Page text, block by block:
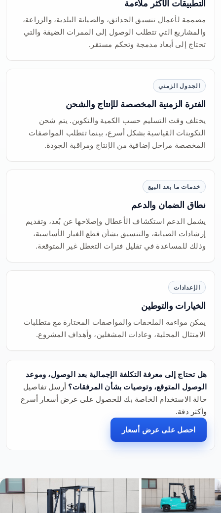
التطبيقات الأكثر ملاءمة
مصممة لأعمال تنسيق الحدائق، والصيانة البلدية، والزراعة،
والمشاريع التي تتطلب الوصول إلى الممرات الضيقة والتي
تحتاج إلى أبعاد مدمجة وتحكم مستقر.
الجدول الزمني
الفترة الزمنية المخصصة للإنتاج والشحن
يختلف وقت التسليم حسب الكمية والتكوين. يتم شحن
التكوينات القياسية بشكل أسرع، بينما تتطلب المواصفات
المخصصة مراحل إضافية من الإنتاج ومراقبة الجودة.
خدمات ما بعد البيع
نطاق الضمان والدعم
يشمل الدعم استكشاف الأعطال وإصلاحها عن بُعد، وتقديم
إرشادات الصيانة، والتنسيق بشأن قطع الغيار الأساسية،
وذلك للمساعدة في تقليل فترات التعطل غير المتوقعة.
الإعدادات
الخيارات والتوطين
يمكن مواءمة الملحقات والمواصفات المختارة مع متطلبات
الامتثال المحلية، وعادات المشغلين، وأهداف المشروع.
هل تحتاج إلى معرفة التكلفة الإجمالية بعد الوصول، وموعد
الوصول المتوقع، وتوصيات بشأن المرفقات؟ أرسل تفاصيل
حالة الاستخدام الخاصة بك للحصول على عرض أسعار أسرع
وأكثر دقة.
احصل على عرض أسعار